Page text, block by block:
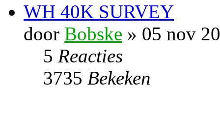
WH 40K SURVEY
door Bobske » 05 nov
5 Reacties
3735 Bekeken